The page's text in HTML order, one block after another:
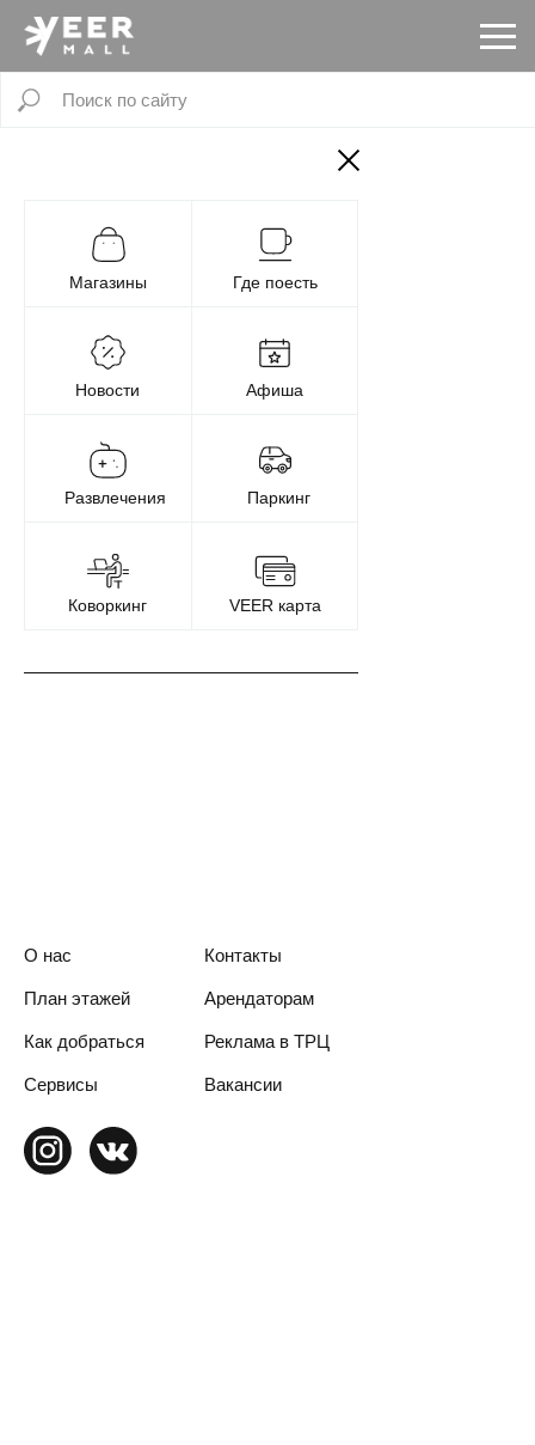
Магазины Где поесть
Новости
Паркинг
Афиша
Развлечения
О нас
План этажей
Как добраться
Арендаторам
Контакты
Реклама в ТРЦ
VEER карта
Коворкинг
Сервисы Вакансии